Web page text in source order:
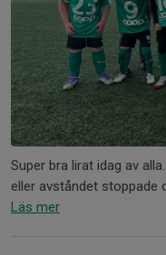
Super bra lirat idag av
eller avståndet stoppade
Läs mer